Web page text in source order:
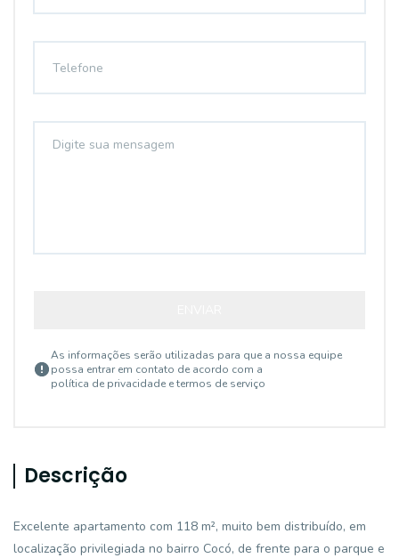
As informações serão utilizadas para que a nossa equipe
possa entrar em contato de acordo com a
política de privacidade e termos de serviço
Descrição
Excelente apartamento com 118 m², muito bem distribuído, em
localização privilegiada no bairro Cocó, de frente para o parque e